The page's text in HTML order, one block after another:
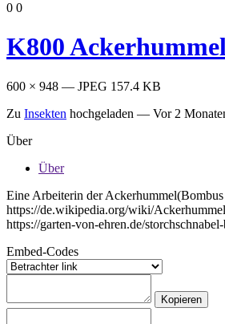
0 0
K800
600 × 948 — JPEG 157.4 KB
Zu Insekten hochgeladen — Vor 2
Über
Über
Eine Arbeiterin der
https://de.wikipedia.org/wiki/Ackerhummel
https://garten-von-ehren.de/
Embed-Codes
Kopieren